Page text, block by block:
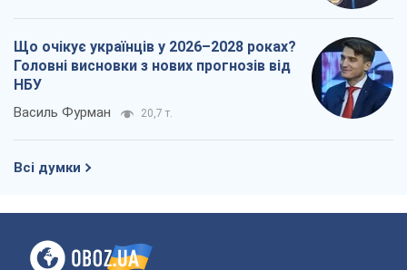
Що очікує українців у 2026–2028 роках?
Головні висновки з нових прогнозів від
НБУ
Василь Фурман 20,7 т.
Всі думки